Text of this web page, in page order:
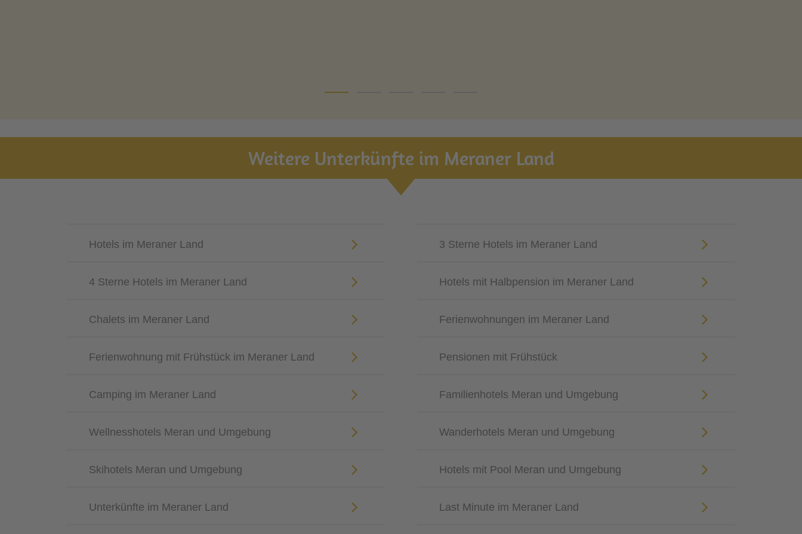
Weitere Unterkünfte im Meraner Land
Hotels im Meraner Land 3 Sterne Hotels im Meraner Land
4 Sterne Hotels im Meraner Land Hotels mit Halbpension im Meraner Land
Chalets im Meraner Land Ferienwohnungen im Meraner Land
Ferienwohnung mit Frühstück im Meraner Land Pensionen mit Frühstück
Camping im Meraner Land Familienhotels Meran und Umgebung
Wellnesshotels Meran und Umgebung Wanderhotels Meran und Umgebung
Skihotels Meran und Umgebung Hotels mit Pool Meran und Umgebung
Unterkünfte im Meraner Land Last Minute im Meraner Land